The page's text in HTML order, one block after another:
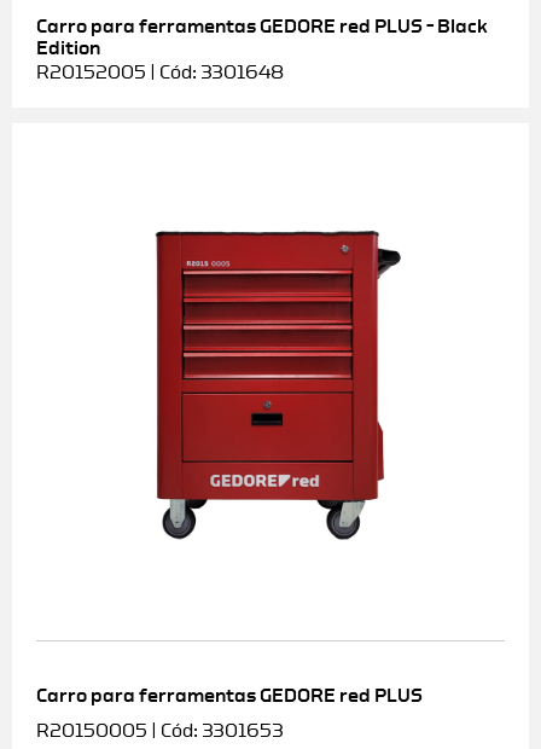
Carro para ferramentas GEDORE red PLUS – Black
Edition
R20152005 | Cód: 3301648
Carro para ferramentas GEDORE red PLUS
R20150005 | Cód: 3301653